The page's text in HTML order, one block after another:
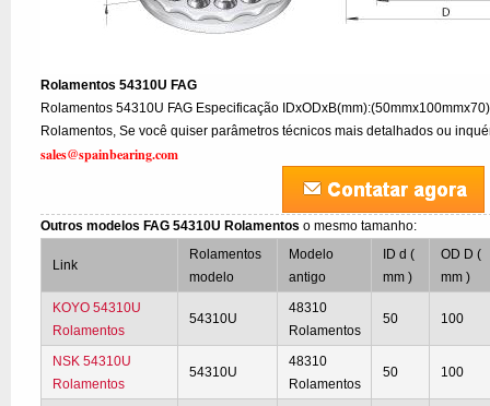
Rolamentos 54310U FAG
Rolamentos 54310U FAG Especificação
Rolamentos, Se você quiser parâmetros técnicos mais detalhados ou
sales@spainbearing.com
Outros modelos FAG 54310U Rolamentoso mesmo tamanho:
Link
Rolamentos
modelo
Modelo
antigo
ID d (
mm )
OD D (
mm )
KOYO 54310U
Rolamentos
54310U
48310
Rolamentos
50 100
NSK 54310U
Rolamentos
54310U
48310
Rolamentos
50 100